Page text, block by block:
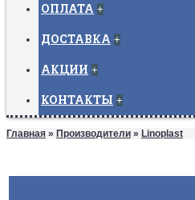
ОПЛАТА +
ДОСТАВКА +
АКЦИИ +
КОНТАКТЫ +
Главная » Производители » Linoplast